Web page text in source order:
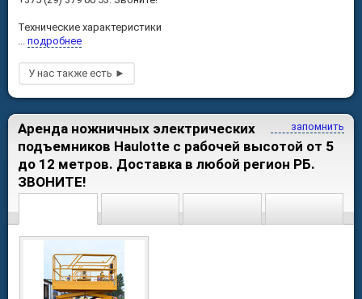
Технические характеристики
... подробнее
запомнить
Аренда ножничных электрических
подъемников Haulotte с рабочей высотой от 5
до 12 метров. Доставка в любой регион РБ.
ЗВОНИТЕ!